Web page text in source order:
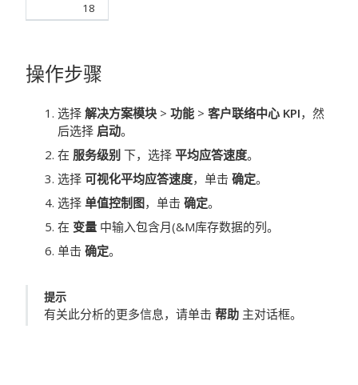
18
操作步骤
选择 解决方案模块 > 功能 > 客户联络中心 KPI，然
后选择 启动。
在 服务级别 下，选择 平均应答速度。
选择 可视化平均应答速度，单击 确定。
选择 单值控制图，单击 确定。
在 变量 中输入包含月(&M库存数据的列。
单击 确定。
提示
有关此分析的更多信息，请单击 帮助 主对话框。